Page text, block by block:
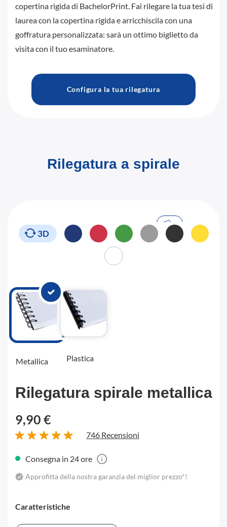
copertina rigida di BachelorPrint. Fai rilegare la tua tesi di
laurea con la copertina rigida e arricchiscila con una
goffratura personalizzata: sarà un ottimo biglietto da
visita con il tuo esaminatore.
Configura la tua rilegatura
Rilegatura a spirale
3D
Metallica Plastica
Rilegatura spirale metallica
9,90 €
746 Recensioni
Consegna in 24 ore
Approfitta della nostra garanzia del miglior prezzo*!
Caratteristiche